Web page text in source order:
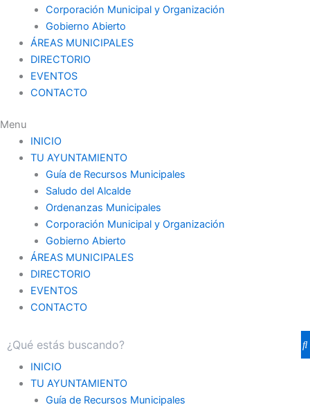
Corporación Municipal y Organización
Gobierno Abierto
ÁREAS MUNICIPALES
DIRECTORIO
EVENTOS
CONTACTO
Menu
INICIO
TU AYUNTAMIENTO
Guía de Recursos Municipales
Saludo del Alcalde
Ordenanzas Municipales
Corporación Municipal y Organización
Gobierno Abierto
ÁREAS MUNICIPALES
DIRECTORIO
EVENTOS
CONTACTO
INICIO
TU AYUNTAMIENTO
Guía de Recursos Municipales